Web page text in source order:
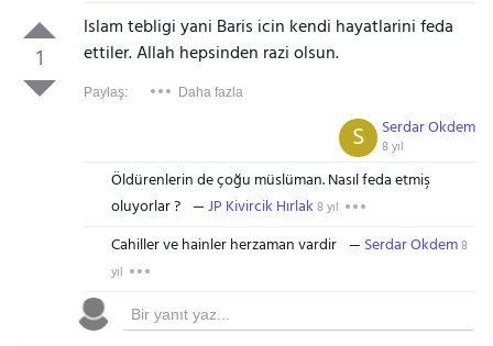
1
Islam tebligi yani Baris icin kendi hayatlarini feda
ettiler. Allah hepsinden razi olsun.
Paylaş: Daha fazla
Serdar Okdem
8 yıl
S
Öldürenlerin de çoğu müslüman. Nasıl feda etmiş
oluyorlar ?
JP Kivircik Hırlak 8 yıl
Cahiller ve hainler herzaman vardir Serdar Okdem8
yıl